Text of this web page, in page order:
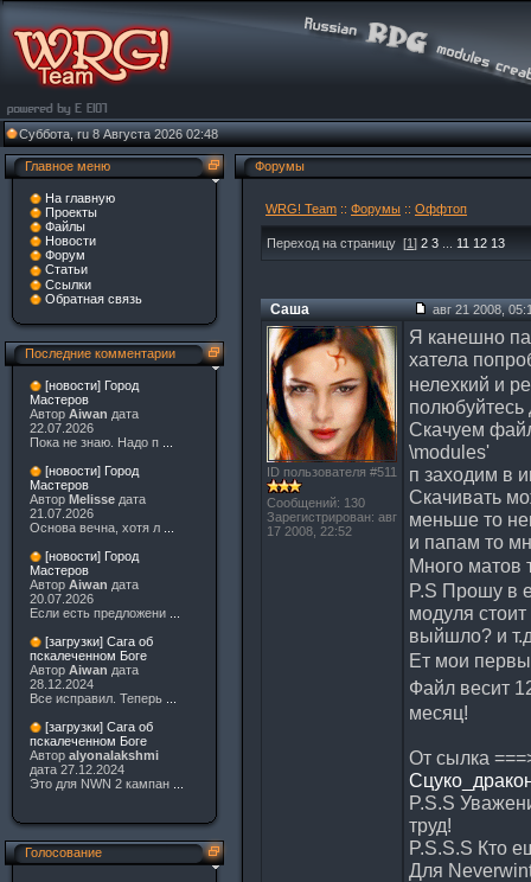
Суббота, ru 8 Августа 2026 02:48
Главное меню
На главную
Проекты
Файлы
Новости
Форум
Статьи
Ссылки
Обратная связь
Последние комментарии
[новости] Город
Мастеров
Автор Aiwan дата
22.07.2026
Пока не знаю. Надо п
[новости] Город
Мастеров
Автор Melisse дата
21.07.2026
Основа вечна, хотя л
[новости] Город
Мастеров
Автор Aiwan дата
20.07.2026
Если есть предложени
[загрузки] Сага об
пскалеченном Боге
Автор Aiwan дата
28.12.2024
Все исправил. Теперь
[загрузки] Сага об
пскалеченном Боге
Автор alyonalakshmi
дата 27.12.2024
Это для NWN 2 кампан ...
Голосование
Форумы
WRG! Team :: Форумы :: Оффтоп
Переход на страницу [1] 2 3 11 12 13
Саша авг 21 2008,
ID пользователя #511
Сообщений: 130
Зарегистрирован: авг
17 2008, 22:52
Я канешно
хатела
нелехкий и
полюбуйтесь
Скачуем
\modules'
п заходим в
Скачивать
меньше то
и папам то
Много матов
P.S Прошу в
модуля
выйшло? и
Ет мои
Файл весит
месяц!
От сылка
P.S.S
труд!
P.S.S.S Кто
Для